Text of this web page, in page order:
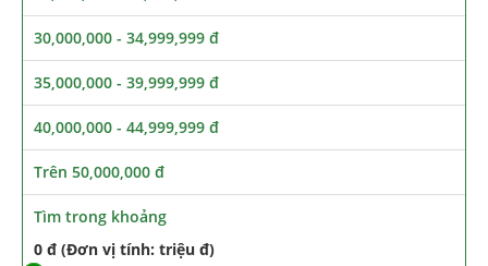
30,000,000 - 34,999,999 đ
35,000,000 - 39,999,999 đ
40,000,000 - 44,999,999 đ
Trên 50,000,000 đ
Tìm trong khoảng
0 đ (Đơn vị tính: triệu đ)